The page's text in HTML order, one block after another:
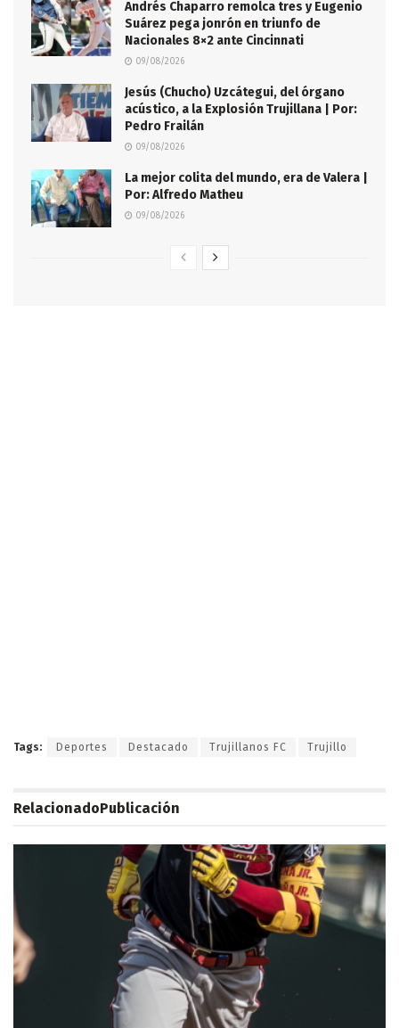
Andrés Chaparro remolca tres y Eugenio
Suárez pega jonrón en triunfo de
Nacionales 8×2 ante Cincinnati
09/08/2026
Jesús (Chucho) Uzcátegui, del órgano
acústico, a la Explosión Trujillana | Por:
Pedro Frailán
09/08/2026
La mejor colita del mundo, era de Valera |
Por: Alfredo Matheu
09/08/2026
Tags: Deportes Destacado Trujillanos FC Trujillo
RelacionadoPublicación